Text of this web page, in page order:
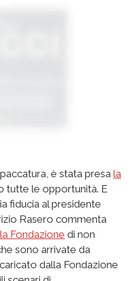
è stata presa la
tutte le opportunità. E
fiducia al presidente
Rasero commenta
Fondazione di non
sono arrivate da
dalla Fondazione